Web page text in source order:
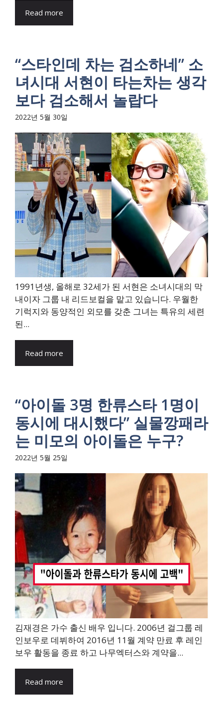
Read more
“스타인데 차는 검소하네” 소
녀시대 서현이 타는차는 생각
보다 검소해서 놀랍다
2022년 5월 30일
1991년생, 올해로 32세가 된 서현은 소녀시대의 막
내이자 그룹 내 리드보컬을 맡고 있습니다. 우월한
기럭지와 동양적인 외모를 갖춘 그녀는 특유의 세련
된...
Read more
“아이돌 3명 한류스타 1명이
동시에 대시했다” 실물깡패라
는 미모의 아이돌은 누구?
2022년 5월 25일
김재경은 가수 출신 배우 입니다. 2006년 걸그룹 레
인보우로 데뷔하여 2016년 11월 계약 만료 후 레인
보우 활동을 종료 하고 나무엑터스와 계약을...
Read more